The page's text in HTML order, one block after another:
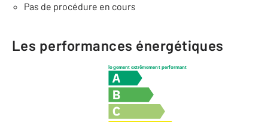
Pas de procédure en cours
Les performances énergétiques
logement extrêmement performant